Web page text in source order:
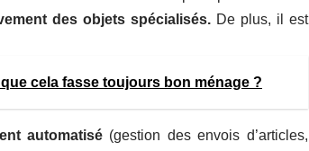
des objets spécialisés. De plus, il est
cela fasse toujours bon ménage ?
automatisé (gestion des envois d’articles,